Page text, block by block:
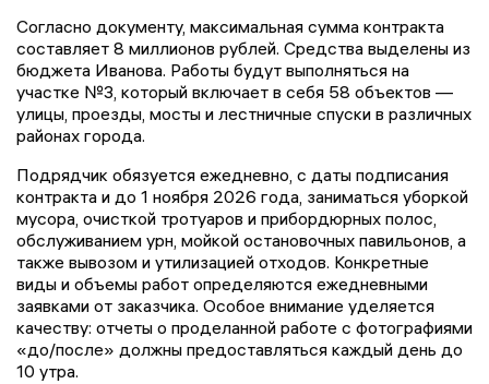
Согласно документу, максимальная сумма контракта
составляет 8 миллионов рублей. Средства выделены из
бюджета Иванова. Работы будут выполняться на
участке №3, который включает в себя 58 объектов —
улицы, проезды, мосты и лестничные спуски в различных
районах города.
Подрядчик обязуется ежедневно, с даты подписания
контракта и до 1 ноября 2026 года, заниматься уборкой
мусора, очисткой тротуаров и прибордюрных полос,
обслуживанием урн, мойкой остановочных павильонов, а
также вывозом и утилизацией отходов. Конкретные
виды и объемы работ определяются ежедневными
заявками от заказчика. Особое внимание уделяется
качеству: отчеты о проделанной работе с фотографиями
«до/после» должны предоставляться каждый день до
10 утра.